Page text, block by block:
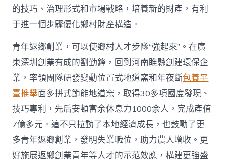
的技巧、治理形式和市場戰略，培養新的財產，有利
于進一個步驟優化鄉村財產構造。
青年返鄉創業，可以使鄉村人才步隊“強起來”。在廣
東深圳創業有成的劉勤鋒，回到河南睢縣創建環保企
業，率領團隊研發變動位置式地道窯和年夜斷包養平
臺推舉面多拼式節能地道窯，取得30多項國度發現、
技巧專利，先后安頓富余休息力1000余人，完成產值
7億多元。這不只拉動了本地經濟成長，也鼓勵了更
多青年返鄉創業，發明失業職位，助力農人增收。更
好施展返鄉創業青年等人才的示范效應，構建更強盛